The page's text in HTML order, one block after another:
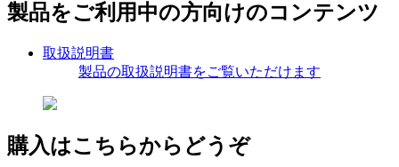
製品をご利用中の方向けのコンテンツ
取扱説明書
製品の取扱説明書をご覧いただけます
購入はこちらからどうぞ